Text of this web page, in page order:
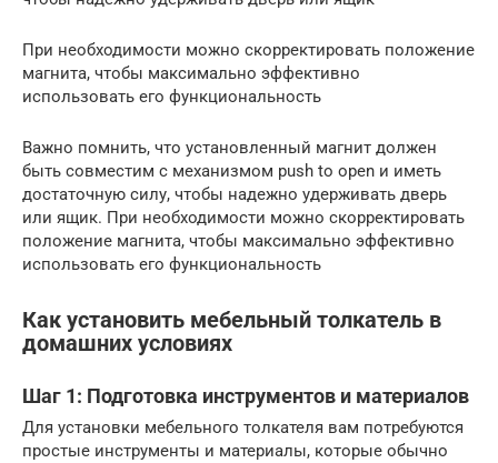
При необходимости можно скорректировать положение
магнита, чтобы максимально эффективно
использовать его функциональность
Важно помнить, что установленный магнит должен
быть совместим с механизмом push to open и иметь
достаточную силу, чтобы надежно удерживать дверь
или ящик. При необходимости можно скорректировать
положение магнита, чтобы максимально эффективно
использовать его функциональность
Как установить мебельный толкатель в
домашних условиях
Шаг 1: Подготовка инструментов и материалов
Для установки мебельного толкателя вам потребуются
простые инструменты и материалы, которые обычно